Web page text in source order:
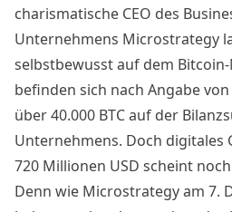
charismatische CEO des
Unternehmens Microstrategy
selbstbewusst auf dem Bitcoin
befinden sich nach Angabe von
über 40.000 BTC auf der
Unternehmens. Doch digitales
720 Millionen USD scheint
Denn wie Microstrategyam 7.